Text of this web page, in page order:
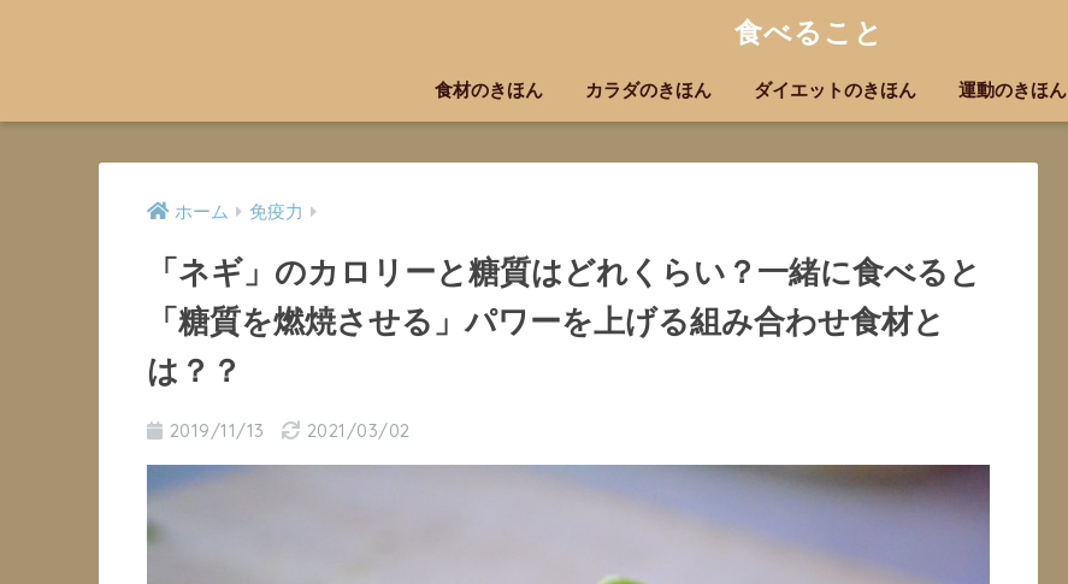
食べること
食材のきほん カラダのきほん ダイエットのきほん 運動のきほん
ホーム 免疫力
「ネギ」のカロリーと糖質はどれくらい？一緒に食べると
「糖質を燃焼させる」パワーを上げる組み合わせ食材と
は？？
2019/11/13 2021/03/02